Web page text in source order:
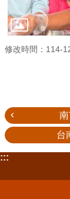
修改時間：114-
台
:::